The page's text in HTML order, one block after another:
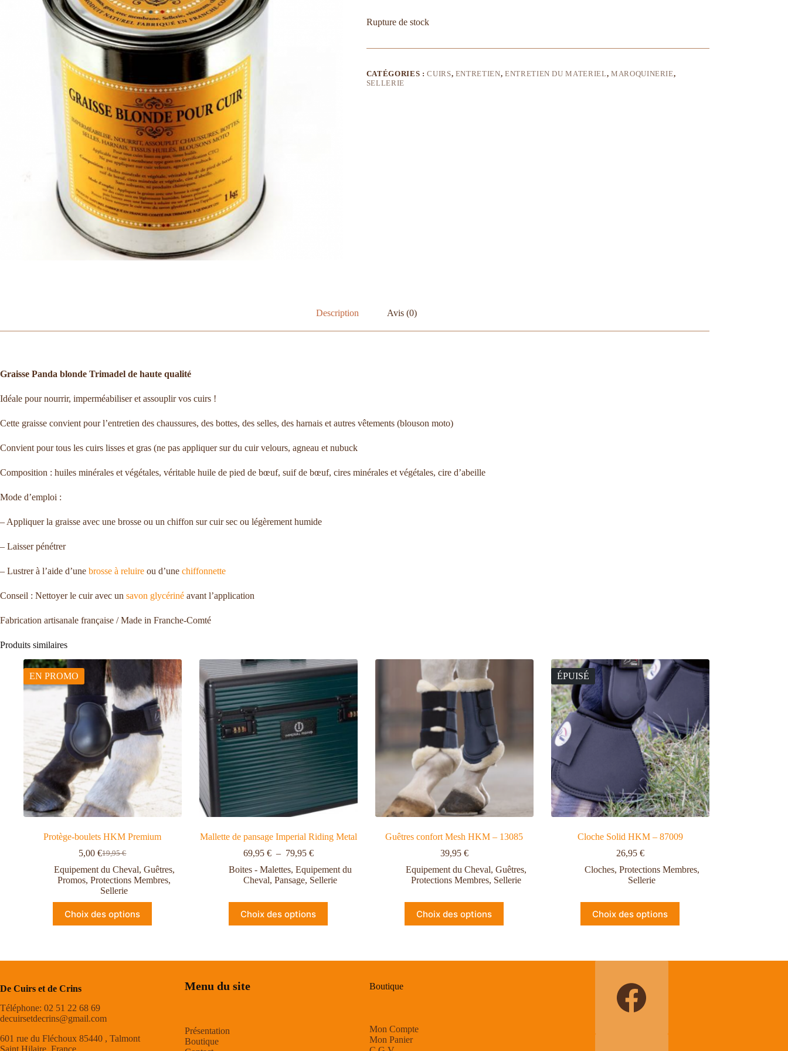
Rupture de stock
CATÉGORIES :CUIRS, ENTRETIEN, ENTRETIEN DU MATERIEL, MAROQUINERIE,
SELLERIE
Description Avis (0)
Graisse Panda blonde Trimadel de haute qualité
Idéale pour nourrir, imperméabiliser et assouplir vos cuirs !
Cette graisse convient pour l’entretien des chaussures, des bottes, des selles, des harnais et autres vêtements (blouson moto)
Convient pour tous les cuirs lisses et gras (ne pas appliquer sur du cuir velours, agneau et nubuck
Composition : huiles minérales et végétales, véritable huile de pied de bœuf, suif de bœuf, cires minérales et végétales, cire d’abeille
Mode d’emploi :
– Appliquer la graisse avec une brosse ou un chiffon sur cuir sec ou légèrement humide
– Laisser pénétrer
– Lustrer à l’aide d’une brosse à reluire ou d’une chiffonnette
Conseil : Nettoyer le cuir avec un savon glycériné avant l’application
Fabrication artisanale française / Made in Franche-Comté
Produits similaires
EN PROMO
Protège-boulets HKM Premium
19,95€
5,00€
Equipement du Cheval, Guêtres,
Promos,Protections Membres,
Sellerie
Choix des options
Mallette de pansage Imperial Riding Metal
69,95 € – 79,95 €
Boites - Malettes, Equipement du
Cheval, Pansage, Sellerie
Choix des options
Guêtres confort Mesh HKM – 13085
39,95 €
Equipement du Cheval, Guêtres,
Protections Membres, Sellerie
Choix des options
ÉPUISÉ
Cloche Solid HKM – 87009
26,95 €
Cloches, Protections Membres,
Sellerie
Choix des options
De Cuirs et de Crins
Téléphone: 02 51 22 68 69
decuirsetdecrins@gmail.com
601 rue du Fléchoux 85440 , Talmont
Saint Hilaire, France
Menu du site
Présentation
Boutique
Boutique
Mon Compte
Mon Panier